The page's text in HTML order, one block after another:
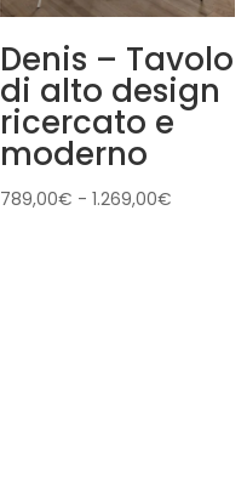
Denis – Tavolo
di alto design
ricercato e
moderno
789,00€ - 1.269,00€